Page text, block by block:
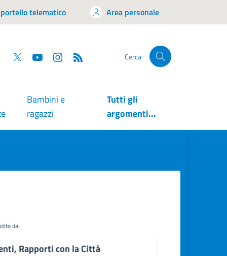
telematico Area personale
Facebook
Twitter YouTube Cerca
Bambini e
ragazzi
Tutti gli
argomenti...
da:
Rapporti con la Città